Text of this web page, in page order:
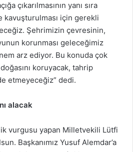
çıkarılmasının yanı sıra
kavuşturulması için gerekli
Şehrimizin çevresinin,
korunması geleceğimiz
arz ediyor. Bu konuda çok
koruyacak, tahrip
etmeyeceğiz” dedi.
alacak
vurgusu yapan Milletvekili Lütfi
Başkanımız Yusuf Alemdar’a